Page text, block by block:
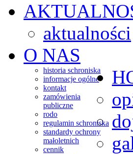
aktualności
O NAS
historia schroniska
informacje ogólne
kontakt
zamówienia
publiczne
rodo
regulamin schroniska
standardy ochrony
małoletnich
cennik